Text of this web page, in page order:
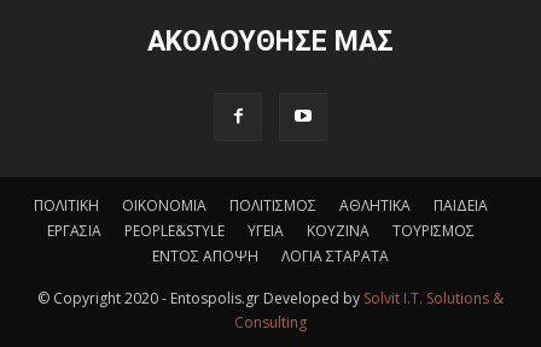
ΑΚΟΛΟΥΘΗΣΕ ΜΑΣ
ΠΟΛΙΤΙΚΗ ΟΙΚΟΝΟΜΙΑ ΠΟΛΙΤΙΣΜΟΣ ΑΘΛΗΤΙΚΑ
ΠΑΙΔΕΙΑ
ΕΡΓΑΣΙΑ
PEOPLE&STYLE ΥΓΕΙΑ ΚΟΥΖΙΝΑ
ΤΟΥΡΙΣΜΟΣ
ΕΝΤΟΣ ΑΠΟΨΗ
ΛΟΓΙΑ ΣΤΑΡΑΤΑ
© Copyright 2020 - Entospolis.gr Developed by Solvit I.T. Solutions &
Consulting